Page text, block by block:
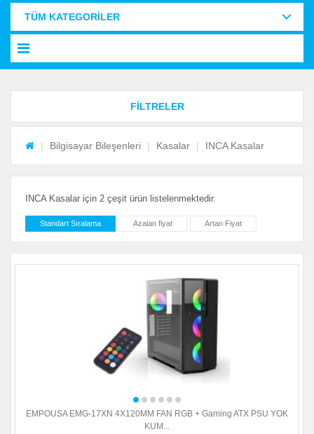
TÜM KATEGORİLER
FİLTRELER
Bilgisayar Bileşenleri Kasalar INCA Kasalar
INCA Kasalar için 2 çeşit ürün listelenmektedir.
Standart Sıralama Azalan fiyat Artan Fiyat
EMPOUSA EMG-17XN 4X120MM FAN RGB + Gaming ATX PSU YOK
KUM...